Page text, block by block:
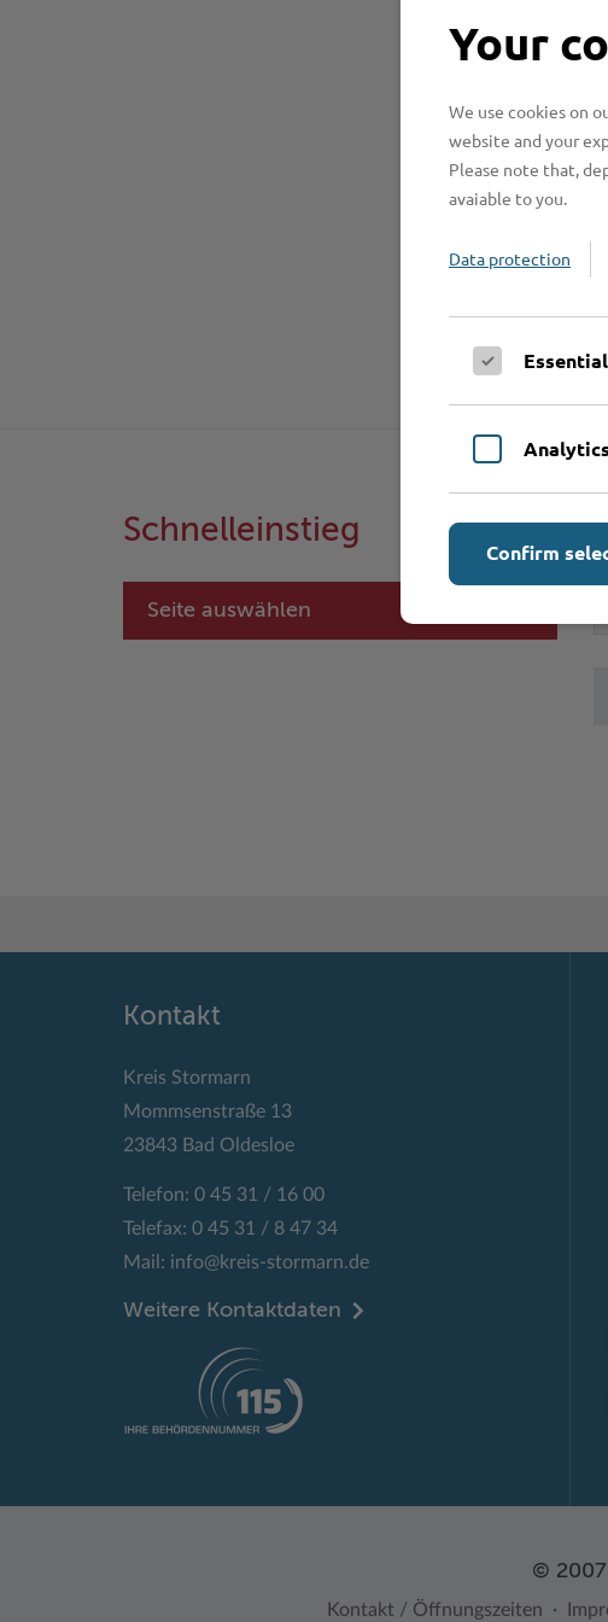
Schnelleinstieg
Seite auswählen
Kontakt
Kreis Stormarn
Mommsenstraße 13
23843 Bad Oldesloe
Telefon: 0 45 31 / 16 00
Telefax: 0 45 31 / 8 47 34
Mail: info@kreis-stormarn.de
Weitere Kontaktdaten
©
Kontakt / Öffnungszeiten
Your
We use cookies on
website and your
Please note that,
avaiable to you.
Data protection
Analytics
Confirm